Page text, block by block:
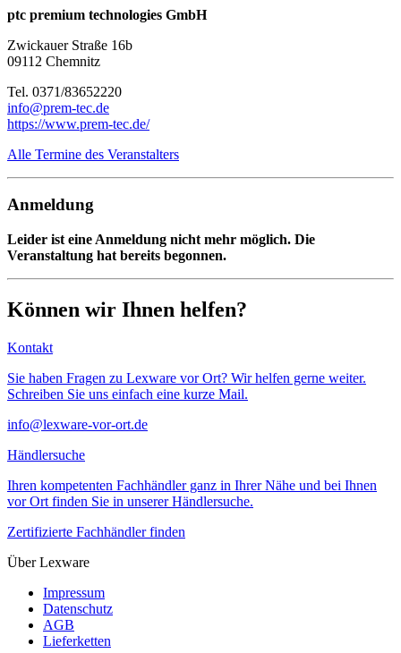
ptc premium technologies GmbH
Zwickauer Straße 16b
09112 Chemnitz
Tel. 0371/83652220
info@prem-tec.de
https://www.prem-tec.de/
Alle Termine des Veranstalters
Anmeldung
Leider ist eine Anmeldung nicht mehr möglich. Die
Veranstaltung hat bereits begonnen.
Können wir Ihnen helfen?
Kontakt
Sie haben Fragen zu Lexware vor Ort? Wir helfen gerne weiter.
Schreiben Sie uns einfach eine kurze Mail.
info@lexware-vor-ort.de
Händlersuche
Ihren kompetenten Fachhändler ganz in Ihrer Nähe und bei Ihnen
vor Ort finden Sie in unserer Händlersuche.
Zertifizierte Fachhändler finden
Über Lexware
Impressum
Datenschutz
AGB
Lieferketten